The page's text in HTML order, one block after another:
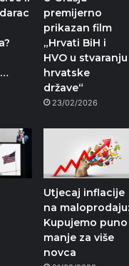
premijerno
prikazan film
„Hrvati BiH i
HVO u stvaranju
hrvatske
države“
23/02/2026
Utjecaj inflacije
na maloprodaju:
Kupujemo puno
manje za više
novca